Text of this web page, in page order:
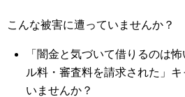
こんな被害に遭っていませんか？
「闇金と気づいて借りるのは
ル料・審査料を請求された」
いませんか？